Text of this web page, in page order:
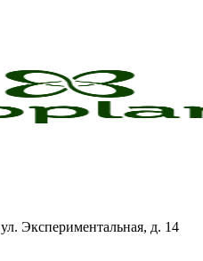
ул. Экспериментальная, д. 14